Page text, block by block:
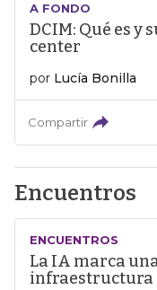
A FONDO
DCIM: Qué es
center
por Lucía Bonilla
Compartir
Encuentros
ENCUENTROS
La IA marca
infraestructura